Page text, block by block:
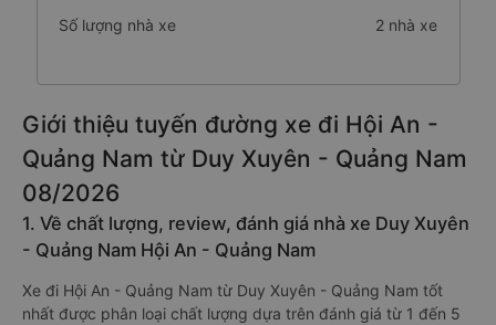
Số lượng nhà xe 2 nhà xe
Giới thiệu tuyến đường xe đi Hội An -
Quảng Nam từ Duy Xuyên - Quảng Nam
08/2026
1. Về chất lượng, review, đánh giá nhà xe Duy Xuyên
- Quảng Nam Hội An - Quảng Nam
Xe đi Hội An - Quảng Nam từ Duy Xuyên - Quảng Nam tốt
nhất được phân loại chất lượng dựa trên đánh giá từ 1 đến 5